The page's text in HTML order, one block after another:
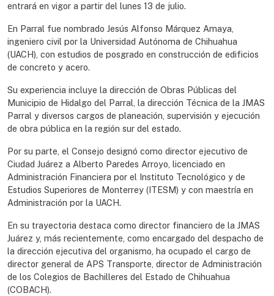
entrará en vigor a partir del lunes 13 de julio.
En Parral fue nombrado Jesús Alfonso Márquez Amaya,
ingeniero civil por la Universidad Autónoma de Chihuahua
(UACH), con estudios de posgrado en construcción de edificios
de concreto y acero.
Su experiencia incluye la dirección de Obras Públicas del
Municipio de Hidalgo del Parral, la dirección Técnica de la JMAS
Parral y diversos cargos de planeación, supervisión y ejecución
de obra pública en la región sur del estado.
Por su parte, el Consejo designó como director ejecutivo de
Ciudad Juárez a Alberto Paredes Arroyo, licenciado en
Administración Financiera por el Instituto Tecnológico y de
Estudios Superiores de Monterrey (ITESM) y con maestría en
Administración por la UACH.
En su trayectoria destaca como director financiero de la JMAS
Juárez y, más recientemente, como encargado del despacho de
la dirección ejecutiva del organismo, ha ocupado el cargo de
director general de APS Transporte, director de Administración
de los Colegios de Bachilleres del Estado de Chihuahua
(COBACH).